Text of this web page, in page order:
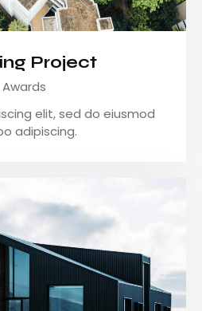
Project
Awards
elit, sed do eiusmod
adipiscing.